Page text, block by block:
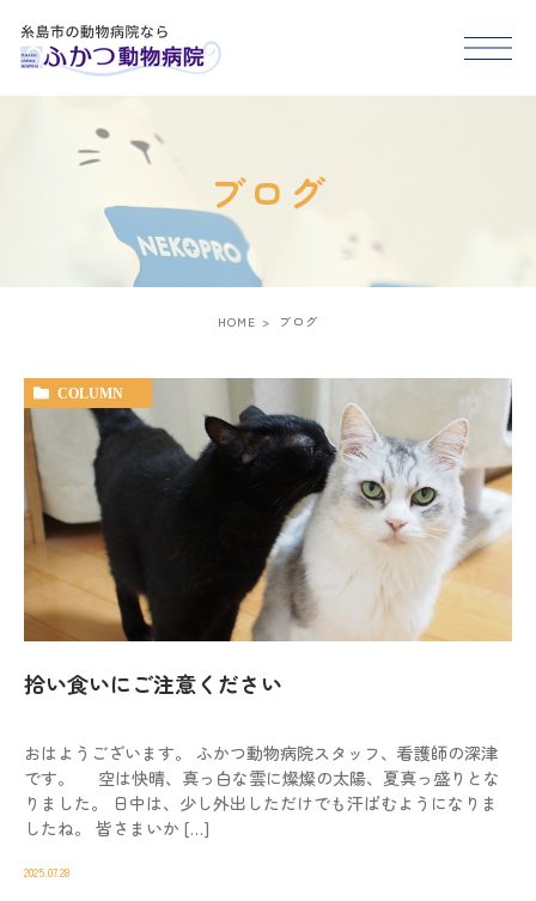
HOME
医院紹介
スタッフ紹介
アクセス
糸島市･福岡市西区で
動物病院を
お探しの際は
お気軽にお問い合わせ
ください。
9:00-12:00/15:00-19:00｜木曜休診
092-321-2565
ブログ
HOME ブログ
COLUMN
拾い食いにご注意ください
おはようございます。 ふかつ動物病院スタッフ、看護師の深津
です。 空は快晴、真っ白な雲に燦燦の太陽、夏真っ盛りとな
りました。 日中は、少し外出しただけでも汗ばむようになりま
したね。 皆さまいか […]
2025.07.28